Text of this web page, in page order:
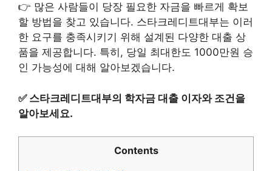
👉 많은 사람들이 당장 필요한 자금을 빠르게 확보
할 방법을 찾고 있습니다. 스타크레디트대부는 이러
한 요구를 충족시키기 위해 설계된 다양한 대출 상
품을 제공합니다. 특히, 당일 최대한도 1000만원 승
인 가능성에 대해 알아보겠습니다.
✅ 스타크레디트대부의 학자금 대출 이자와 조건을
알아보세요.
Contents